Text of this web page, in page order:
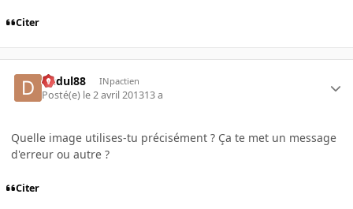
Citer
dudul88 INpactien
Posté(e) le 2 avril 201313 a
Quelle image utilises-tu précisément ? Ça te met un message
d'erreur ou autre ?
Citer